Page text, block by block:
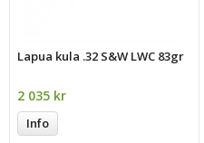
Lapua kula .32 S&W LWC 83gr
2 035 kr
Info